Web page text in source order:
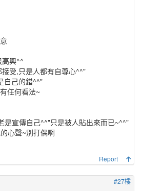
興^^
受,只是人都有自尊心^^"
自己的錯^^"
任何看法~
是宣傳自己^^"只是被人貼出來而已~^^"
心聲~別打偶啊
Report
#27樓